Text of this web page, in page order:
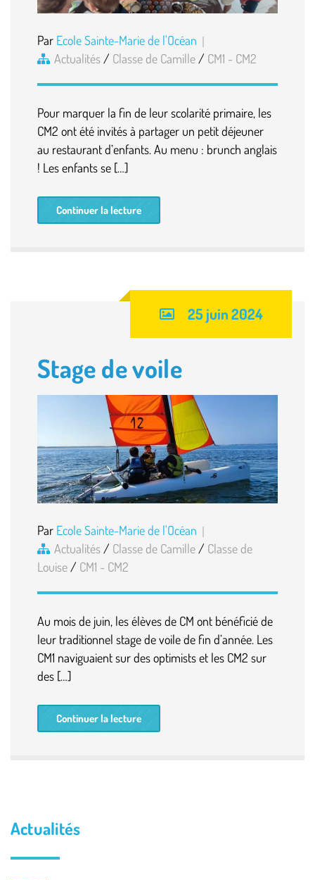
Par Ecole Sainte-Marie de l'Océan
Actualités / Classe de Camille / CM1 - CM2
Pour marquer la fin de leur scolarité primaire, les
CM2 ont été invités à partager un petit déjeuner
au restaurant d’enfants. Au menu : brunch anglais
! Les enfants se […]
Continuer la lecture
25 juin 2024
Stage de voile
Par Ecole Sainte-Marie de l'Océan
Actualités / Classe de Camille / Classe de
Louise / CM1 - CM2
Au mois de juin, les élèves de CM ont bénéficié de
leur traditionnel stage de voile de fin d’année. Les
CM1 naviguaient sur des optimists et les CM2 sur
des […]
Continuer la lecture
Actualités